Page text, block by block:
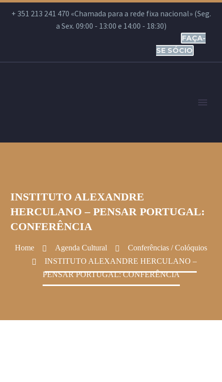
+ 351 213 241 470 «Chamada para a rede fixa nacional» (Seg.
a Sex. 09:00 - 13:00 e 14:00 - 18:30)
FAÇA-
SE SÓCIO
INSTITUTO ALEXANDRE
HERCULANO – PENSAR PORTUGAL:
CONFERÊNCIA
Home Agenda Cultural
Conferências / Colóquios
INSTITUTO ALEXANDRE HERCULANO –
PENSAR PORTUGAL: CONFERÊNCIA